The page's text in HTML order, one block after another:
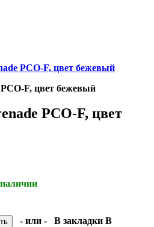
PCO-F, цвет бежевый
PCO-F, цвет
- или - В закладки В